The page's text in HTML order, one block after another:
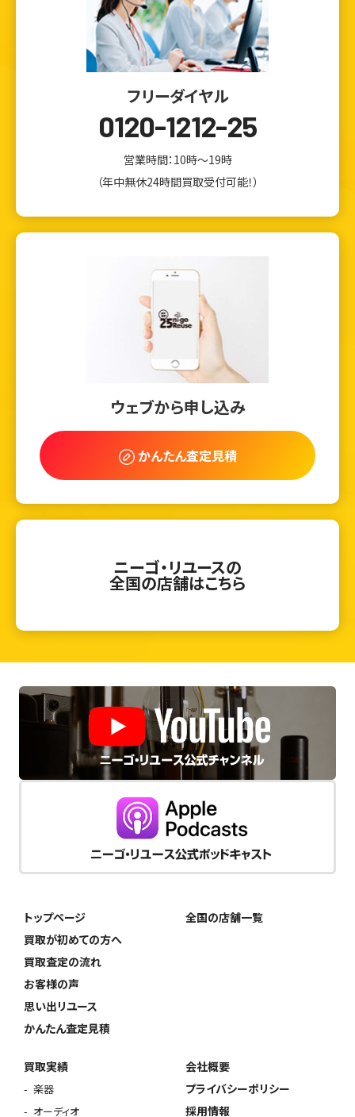
フリーダイヤル
0120-1212-25
営業時間：10時～19時
（年中無休24時間買取受付可能！）
ウェブから申し込み
かんたん査定見積
ニーゴ・リユースの
全国の店舗はこちら
トップページ
買取が初めての方へ
買取査定の流れ
お客様の声
思い出リユース
かんたん査定見積
全国の店舗一覧
買取実績
楽器
オーディオ
会社概要
プライバシーポリシー
採用情報